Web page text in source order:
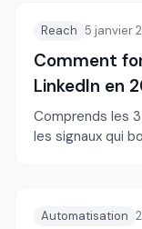
Reach 5 janvier
Comment
LinkedIn en
Comprends les
les signaux qui
Automatisation